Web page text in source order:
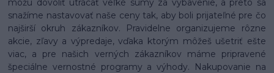
môžu dovoliť utrácať veľké sumy za vybavenie, a preto sa
snažíme nastavovať naše ceny tak, aby boli prijateľné pre čo
najširší okruh zákazníkov. Pravidelne organizujeme rôzne
akcie, zľavy a výpredaje, vďaka ktorým môžeš ušetriť ešte
viac, a pre našich verných zákazníkov máme pripravené
špeciálne vernostné programy a výhody. Nakupovanie na